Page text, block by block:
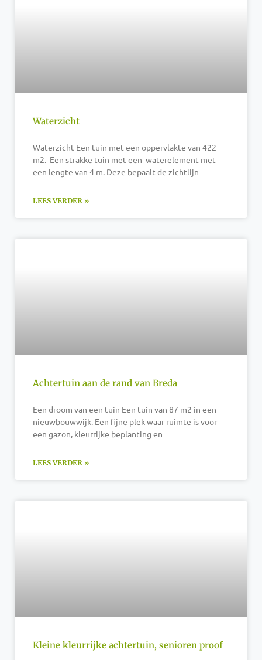
Waterzicht
Waterzicht Een tuin met een oppervlakte van 422
m2. Een strakke tuin met een waterelement met
een lengte van 4 m. Deze bepaalt de zichtlijn
LEES VERDER »
Achtertuin aan de rand van Breda
Een droom van een tuin Een tuin van 87 m2 in een
nieuwbouwwijk. Een fijne plek waar ruimte is voor
een gazon, kleurrijke beplanting en
LEES VERDER »
Kleine kleurrijke achtertuin, senioren proof